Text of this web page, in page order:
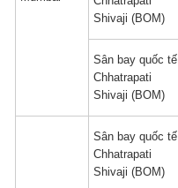
Shivaji (BOM)
Sân bay quốc tế
Chhatrapati
Shivaji (BOM)
Sân bay quốc tế
Chhatrapati
Shivaji (BOM)